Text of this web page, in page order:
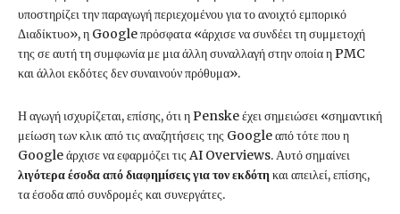
υποστηρίζει την παραγωγή περιεχομένου για το ανοιχτό εμπορικό
Διαδίκτυο», η Google πρόσφατα «άρχισε να συνδέει τη συμμετοχή
της σε αυτή τη συμφωνία με μια άλλη συναλλαγή στην οποία η PMC
και άλλοι εκδότες δεν συναινούν πρόθυμα».
Η αγωγή ισχυρίζεται, επίσης, ότι η Penske έχει σημειώσει «σημαντική
μείωση των κλικ από τις αναζητήσεις της Google από τότε που η
Google άρχισε να εφαρμόζει τις AI Overviews. Αυτό σημαίνει
λιγότερα έσοδα από διαφημίσεις για τον εκδότηκαι απειλεί, επίσης,
τα έσοδα από συνδρομές και συνεργάτες.